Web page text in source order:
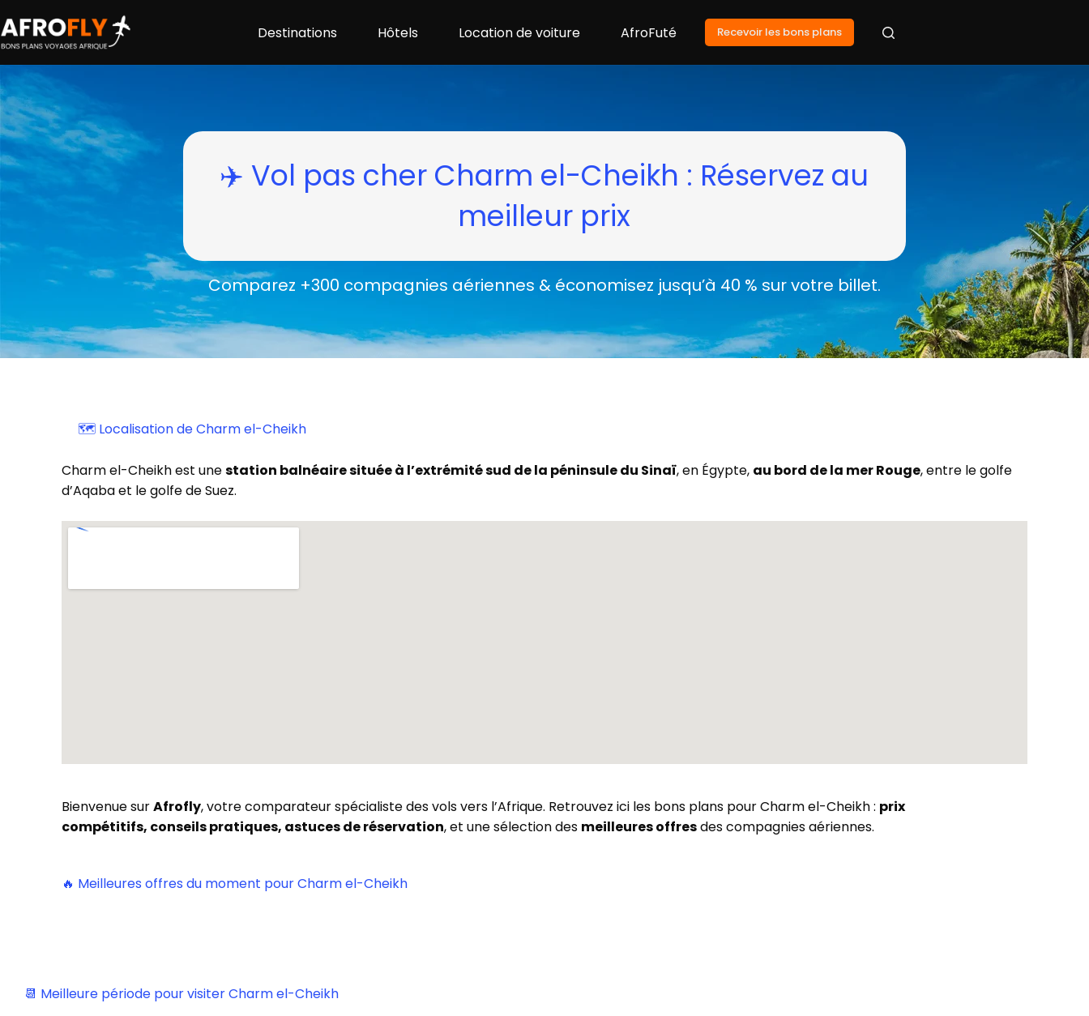
Destinations Hôtels Location de voiture AfroFuté Recevoir les bons plans
✈️ Vol pas cher Charm el-Cheikh : Réservez au
meilleur prix
Comparez +300 compagnies aériennes & économisez jusqu’à 40 % sur votre billet.
🗺️ Localisation de Charm el-Cheikh
Charm el-Cheikh est unestation balnéaire située à l’extrémité sud de la péninsule du Sinaï, en Égypte, au bord de la mer Rouge, entre le golfe
d’Aqaba et le golfe de Suez.
Bienvenue surAfrofly, votre comparateur spécialiste des vols vers l’Afrique. Retrouvez ici les bons plans pour Charm el-Cheikh : prix
compétitifs, conseils pratiques, astuces de réservation, et une sélection des meilleures offresdes compagnies aériennes.
🔥 Meilleures offres du moment pour Charm el-Cheikh
📆 Meilleure période pour visiter Charm el-Cheikh